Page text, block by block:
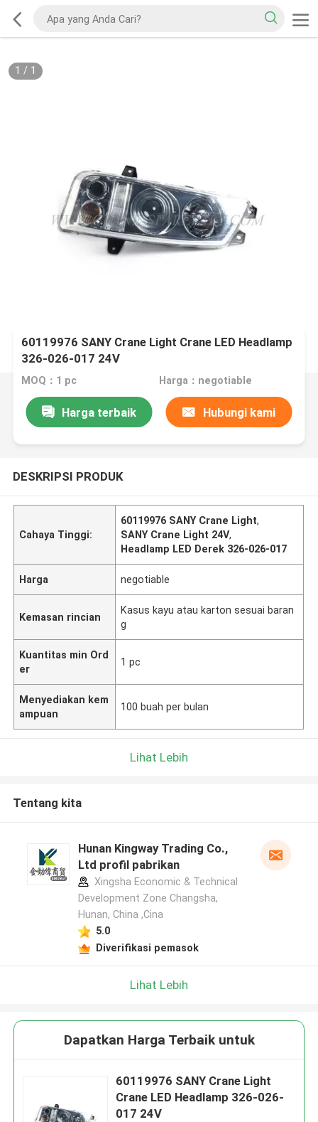
1 / 1
60119976 SANY Crane Light Crane LED Headlamp
326-026-017 24V
MOQ：1 pc Harga：negotiable
Harga terbaik Hubungi kami
DESKRIPSI PRODUK
Cahaya Tinggi:
60119976 SANY Crane Light,
SANY Crane Light 24V,
Headlamp LED Derek 326-026-017
Harga negotiable
Kemasan rincian
Kasus kayu atau karton sesuai baran
g
Kuantitas min Ord
er
1 pc
Menyediakan kem
ampuan
100 buah per bulan
Lihat Lebih
Tentang kita
Hunan Kingway Trading Co.,
Ltd profil pabrikan
Xingsha Economic & Technical
Development Zone Changsha,
Hunan, China ,Cina
5.0
Diverifikasi pemasok
Lihat Lebih
Dapatkan Harga Terbaik untuk
60119976 SANY Crane Light
Crane LED Headlamp 326-026-
017 24V